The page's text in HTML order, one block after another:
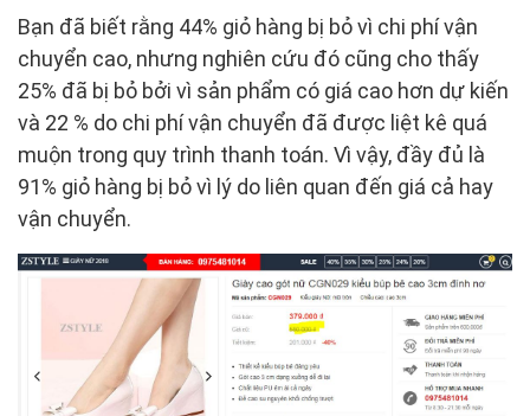
Bạn đã biết rằng 44% giỏ hàng bị bỏ vì chi phí vận
chuyển cao, nhưng nghiên cứu đó cũng cho thấy
25% đã bị bỏ bởi vì sản phẩm có giá cao hơn dự kiến
​​và 22 % do chi phí vận chuyển đã được liệt kê quá
muộn trong quy trình thanh toán. Vì vậy, đầy đủ là
91% giỏ hàng bị bỏ vì lý do liên quan đến giá cả hay
vận chuyển.